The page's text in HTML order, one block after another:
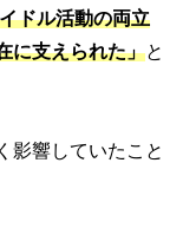
ドル活動の両立
に支えられた」と
影響していたこと